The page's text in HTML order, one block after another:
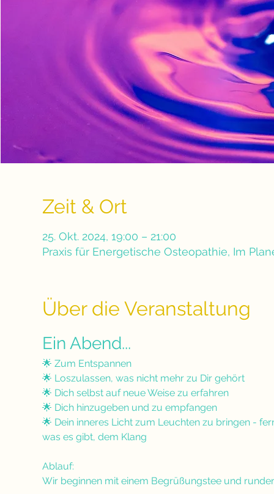
Zeit & Ort
25. Okt. 2024, 19:00 – 21:00
Praxis für Energetische Osteopathie, Im
Über die Veranstaltung
Ein Abend...
🌟 Zum Entspannen
🌟 Loszulassen, was nicht mehr zu Dir gehört
🌟 Dich selbst auf neue Weise zu erfahren
🌟 Dich hinzugeben und zu empfangen
🌟 Dein inneres Licht zum Leuchten zu bringen -
was es gibt, dem Klang
Ablauf:
Wir beginnen mit einem Begrüßungstee und